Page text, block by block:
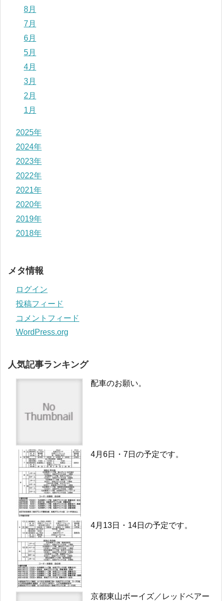
8月
7月
6月
5月
4月
3月
2月
1月
2025年
2024年
2023年
2022年
2021年
2020年
2019年
2018年
メタ情報
ログイン
投稿フィード
コメントフィード
WordPress.org
人気記事ランキング
配車のお願い。
4月6日・7日の予定です。
4月13日・14日の予定です。
京都東山ボーイズ／レッドベアー